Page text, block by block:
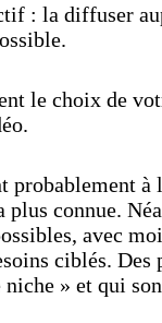
: la diffuser
le choix de
probablement à
connue.
avec
ciblés. Des
» et qui